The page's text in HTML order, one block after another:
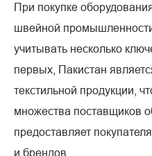
При покупке
швейной
учитывать несколько
первых, Пакистан
текстильной продукции,
множества поставщиков
предоставляет
и брендов.